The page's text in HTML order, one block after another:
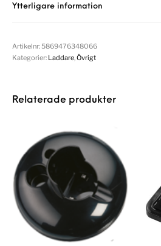
Ytterligare information
Artikelnr: 5869476348066
Kategorier: Laddare,Övrigt
Relaterade produkter